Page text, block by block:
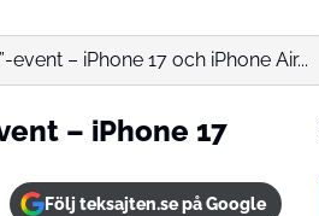
– iPhone 17 och iPhone Air...
– iPhone 17
Följ teksajten.se på Google